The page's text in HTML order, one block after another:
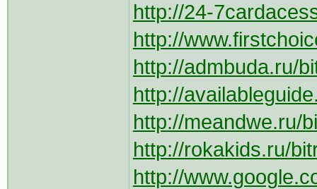
http://24-
http://
http://admbuda.ru/
http://
http://meandwe.ru/
http://rokakids.ru/
http://